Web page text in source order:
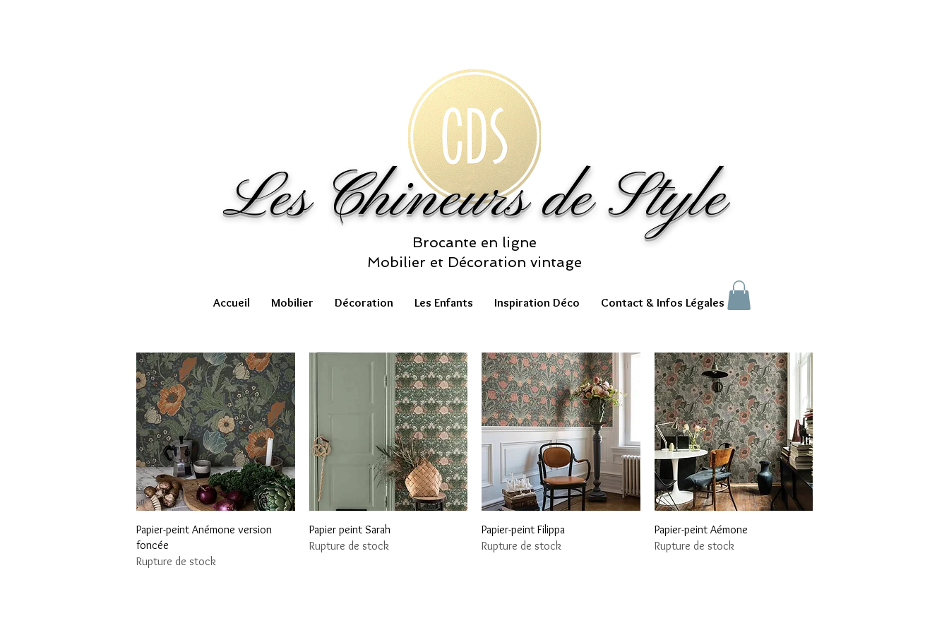
Les Chineurs de Style
Brocante en ligne
Mobilier et Décoration vintage
Accueil Mobilier Décoration Les Enfants Inspiration Déco Contact & Infos Légales
Aperçu rapide
Papier-peint Anémone version
foncée
Rupture de stock
Aperçu rapide
Papier peint Sarah
Rupture de stock
Aperçu rapide
Papier-peint Filippa
Rupture de stock
Aperçu rapide
Papier-peint Aémone
Rupture de stock